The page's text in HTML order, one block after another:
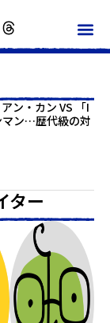
ン・カン VS 「I
マン…歴代級の対
ター